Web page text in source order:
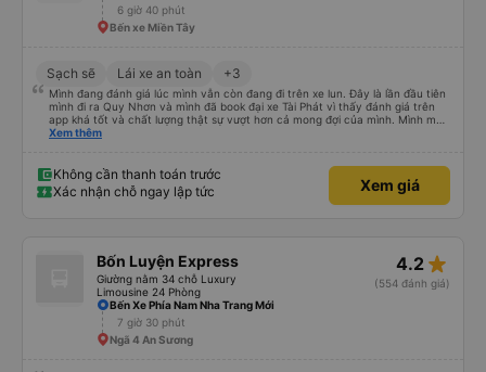
6 giờ 40 phút
Bến xe Miền Tây
Sạch sẽ Lái xe an toàn +3
Mình đang đánh giá lúc mình vẫn còn đang đi trên xe lun. Đây là lần đầu tiên
mình đi ra Quy Nhơn và mình đã book đại xe Tài Phát vì thấy đánh giá trên
app khá tốt và chất lượng thật sự vượt hơn cả mong đợi của mình. Mình mua
giường đôi và vừa đủ cho 2 người. Nhân viên của nhà xe phải nói là siêu nhiệt
trung chuyển và lên xe lớn thì luôn hỗ trợ xách vali giùm tụi mình. Trên xe thì
có cả bánh và sữa miễn phí cho khách còn chuẩn bị cả thuốc say xe, dép,
mền, gối và đặc biệt là có gối ôm. Nchung là phải chấm nhà xe 10 sao mới
Xem thêm
Không cần thanh toán trước
Xác nhận chỗ ngay lập tức
Xem giá
Bốn Luyện Express
Giường nằm 34 chỗ Luxury
Limousine 24 Phòng
4.2 star_rate
(554 đánh giá)
Bến Xe Phía Nam Nha Trang Mới
7 giờ 30 phút
Ngã 4 An Sương